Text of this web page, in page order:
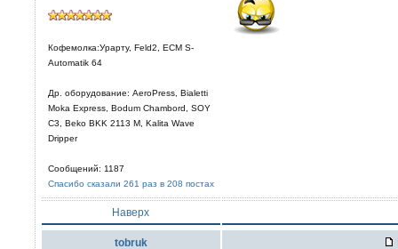
Кофемолка:Урарту, Feld2, ECM S-
Automatik 64
Др. оборудование: AeroPress, Bialetti
Moka Express, Bodum Chambord, SOY
C3, Beko BKK 2113 M, Kalita Wave
Dripper
Сообщений: 1187
Спасибо сказали 261 раз в 208 постах
Наверх
tobruk